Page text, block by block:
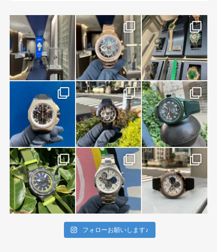
フォローお願いします♪